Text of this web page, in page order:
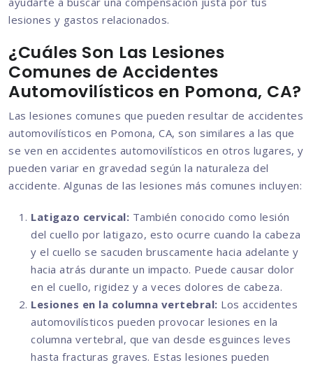
lesiones y gastos relacionados.
¿Cuáles Son Las Lesiones
Comunes de Accidentes
Automovilísticos en Pomona, CA?
Las lesiones comunes que pueden resultar de accidentes
automovilísticos en Pomona, CA, son similares a las que
se ven en accidentes automovilísticos en otros lugares, y
pueden variar en gravedad según la naturaleza del
accidente. Algunas de las lesiones más comunes incluyen:
Latigazo cervical: También conocido como lesión
del cuello por latigazo, esto ocurre cuando la cabeza
y el cuello se sacuden bruscamente hacia adelante y
hacia atrás durante un impacto. Puede causar dolor
en el cuello, rigidez y a veces dolores de cabeza.
Lesiones en la columna vertebral: Los accidentes
automovilísticos pueden provocar lesiones en la
columna vertebral, que van desde esguinces leves
hasta fracturas graves. Estas lesiones pueden